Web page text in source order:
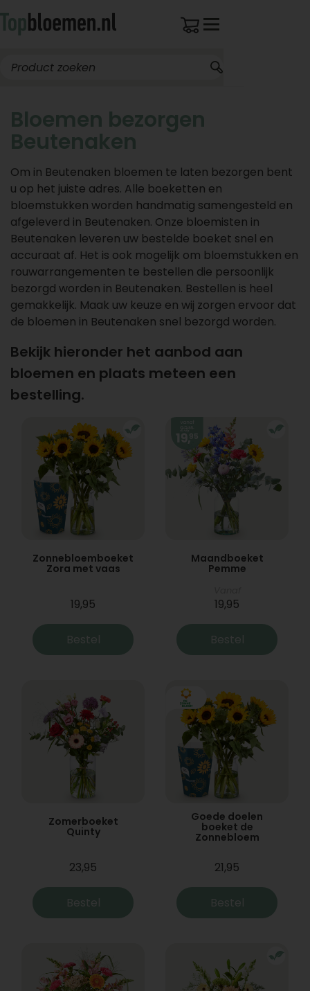
Bloemen bezorgen
Beutenaken
Om in Beutenaken bloemen te laten bezorgen bent
u op het juiste adres. Alle boeketten en
bloemstukken worden handmatig samengesteld en
afgeleverd in Beutenaken. Onze bloemisten in
Beutenaken leveren uw bestelde boeket snel en
accuraat af. Het is ook mogelijk om bloemstukken en
rouwarrangementen te bestellen die persoonlijk
bezorgd worden in Beutenaken. Bestellen is heel
gemakkelijk. Maak uw keuze en wij zorgen ervoor dat
de bloemen in Beutenaken snel bezorgd worden.
Bekijk hieronder het aanbod aan
bloemen en plaats meteen een
bestelling.
Zonnebloemboeket
Zora met vaas
19,95
Bestel
Maandboeket
Pemme
19,95
Bestel
Zomerboeket
Quinty
23,95
Bestel
Goede doelen
boeket de
Zonnebloem
21,95
Bestel